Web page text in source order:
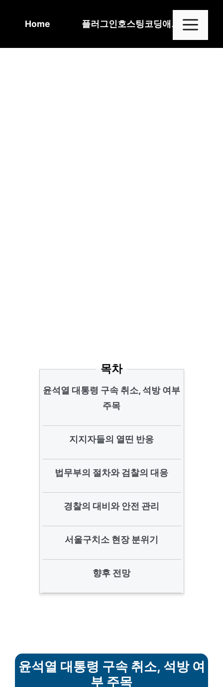
Home 플러그인호스팅코딩애드센스
목차
윤석열 대통령 구속 취소, 석방 여부
주목
지지자들의 열띤 반응
법무부의 절차와 검찰의 대응
경찰의 대비와 안전 관리
서울구치소 현장 분위기
향후 전망
윤석열 대통령 구속 취소, 석방 여
부 주목